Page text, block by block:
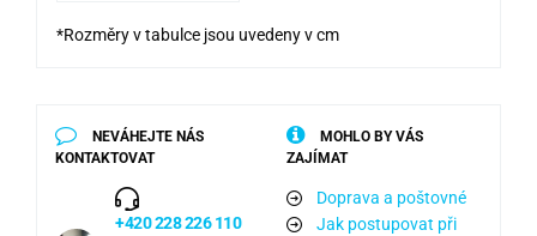
*Rozměry v tabulce jsou uvedeny v cm
NEVÁHEJTE NÁS
KONTAKTOVAT
+420 228 226 110
MOHLO BY VÁS
ZAJÍMAT
Doprava a poštovné
Jak postupovat při